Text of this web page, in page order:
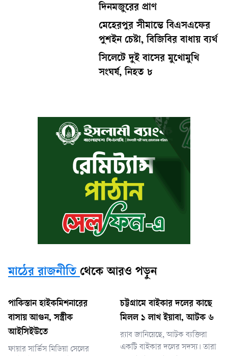
দিনমজুরের প্রাণ
মেহেরপুর সীমান্তে বিএসএফের
পুশইন চেষ্টা, বিজিবির বাধায় ব্যর্থ
সিলেটে দুই বাসের মুখোমুখি
সংঘর্ষ, নিহত ৮
মাঠের রাজনীতি থেকে আরও পড়ুন
পাকিস্তান হাইকমিশনারের
বাসায় আগুন, সস্ত্রীক
আইসিইউতে
ফায়ার সার্ভিস মিডিয়া সেলের
চট্টগ্রামে বাইকার দলের কাছে
মিলল ১ লাখ ইয়াবা, আটক ৬
র‌্যাব জানিয়েছে, আটক ব্যক্তিরা
একটি বাইকার দলের সদস্য। তারা